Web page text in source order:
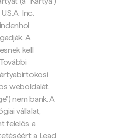
Inc.
A
kell
weboldalát.
nem bank. A
vállalat,
felelős a
a Lead